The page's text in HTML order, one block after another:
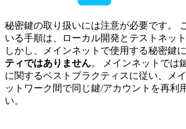
秘密鍵の取り扱いには注意が必要です。
いる手順は、ローカル開発とテストネッ
しかし、メインネットで使用する秘密鍵
ティではありません。 メインネットでは
に関するベストプラクティスに従い、メ
ットワーク間で同じ鍵/アカウントを再利
い。